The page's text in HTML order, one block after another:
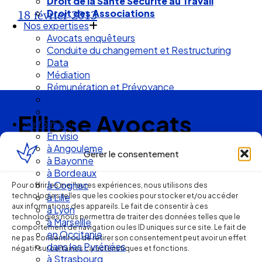
Gérer le consentement
Pour offrir les meilleures expériences, nous utilisons des
technologies telles que les cookies pour stocker et/ou accéder
aux informations des appareils. Le fait de consentir à ces
technologies nous permettra de traiter des données telles que le
comportement de navigation ou les ID uniques sur ce site. Le fait de
ne pas consentir ou de retirer son consentement peut avoir un effet
négatif sur certaines caractéristiques et fonctions.
Droit des Associations
Nos expertises
Avocats enquêteurs
Conduite du changement et Restructuring
Data
Médiation
Rémunération et Prévoyance
Se former
En visio
à Angouleme
à Bayonne
à Bordeaux
à Cognac
à Lille
à Lyon
à Marseille
en Occitanie
dans les Pyrénées
à Strasbourg
18 février 2013
Ellipse Avocats
Réseau
de cabinets
d’avocats
experts